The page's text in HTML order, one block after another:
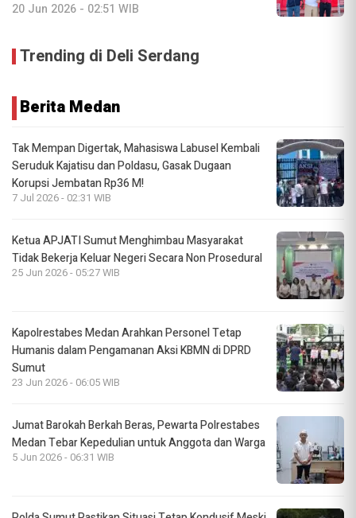
20 Jun 2026 - 02:51 WIB
Trending di Deli Serdang
Berita Medan
Tak Mempan Digertak, Mahasiswa Labusel Kembali
Seruduk Kajatisu dan Poldasu, Gasak Dugaan
Korupsi Jembatan Rp36 M!
7 Jul 2026 - 02:31 WIB
Ketua APJATI Sumut Menghimbau Masyarakat
Tidak Bekerja Keluar Negeri Secara Non Prosedural
25 Jun 2026 - 05:27 WIB
Kapolrestabes Medan Arahkan Personel Tetap
Humanis dalam Pengamanan Aksi KBMN di DPRD
Sumut
23 Jun 2026 - 06:05 WIB
Jumat Barokah Berkah Beras, Pewarta Polrestabes
Medan Tebar Kepedulian untuk Anggota dan Warga
5 Jun 2026 - 06:31 WIB